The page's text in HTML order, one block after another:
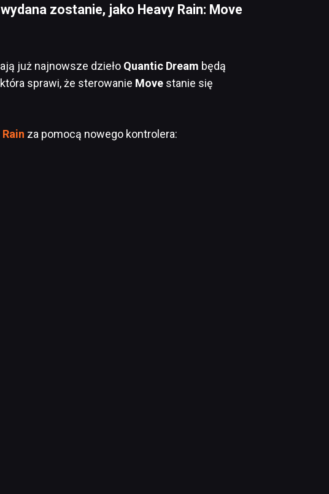
zostanie, jako Heavy Rain: Move
już najnowsze dzieło Quantic Dream będą
sprawi, że sterowanie Move stanie się
za pomocą nowego kontrolera: